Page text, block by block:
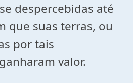
despercebidas até
que suas terras, ou
por tais
valor.